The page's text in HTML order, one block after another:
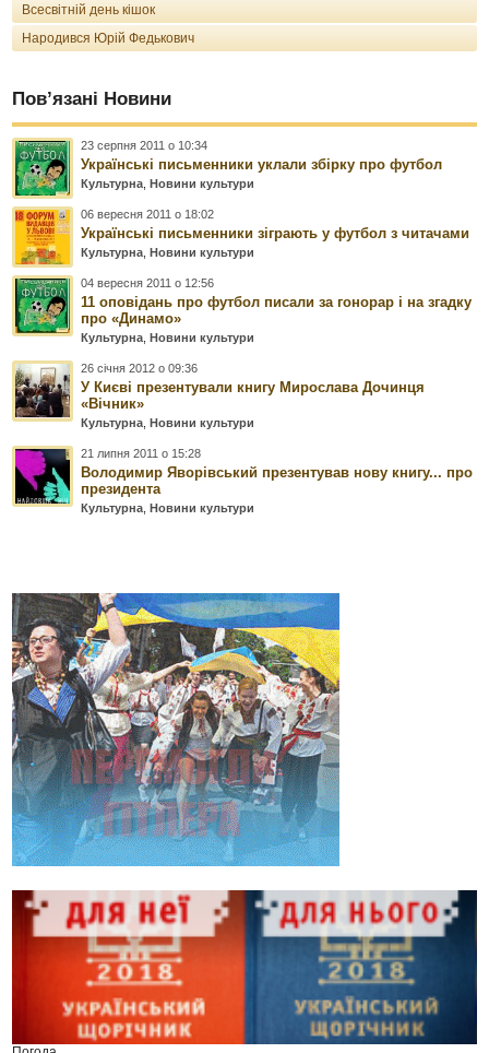
Всесвітній день кішок
Народився Юрій Федькович
Пов’язані Новини
23 серпня 2011 о 10:34
Українські письменники уклали збірку про футбол
Культурна ,Новини культури
06 вересня 2011 о 18:02
Українські письменники зіграють у футбол з читачами
Культурна ,Новини культури
04 вересня 2011 о 12:56
11 оповідань про футбол писали за гонорар і на згадку
про «Динамо»
Культурна ,Новини культури
26 січня 2012 о 09:36
У Києві презентували книгу Мирослава Дочинця
«Вічник»
Культурна ,Новини культури
21 липня 2011 о 15:28
Володимир Яворівський презентував нову книгу... про
президента
Культурна ,Новини культури